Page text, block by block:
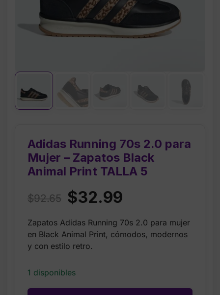
Adidas Running 70s 2.0 para
Mujer – Zapatos Black
Animal Print TALLA 5
$92.65 Original
was:
$92.65.
$32.99
is:
Zapatos Adidas Running 70s 2.0 para mujer
en Black Animal Print, cómodos, modernos
y con estilo retro.
1 disponibles